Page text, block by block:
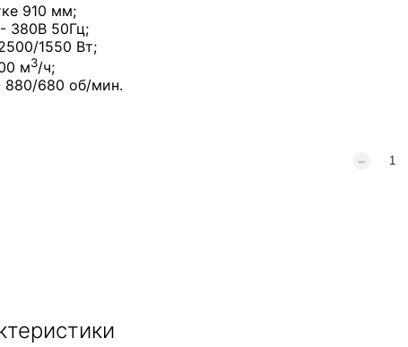
910 мм;
380В 50Гц;
1550 Вт;
м3/ч;
880/680 об/мин.